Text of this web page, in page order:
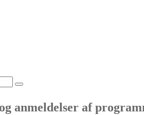
anmeldelser af